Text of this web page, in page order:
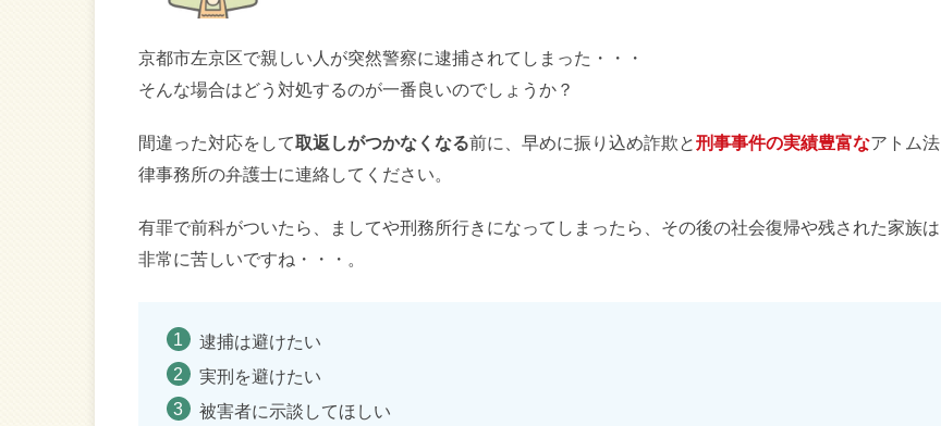
京都市左京区で親しい人が突然警察に逮捕されてしまった・・・
そんな場合はどう対処するのが一番良いのでしょうか？
間違った対応をして取返しがつかなくなる前に、早めに振り込め詐欺と刑事事件の実績豊富なアトム法
律事務所の弁護士に連絡してください。
有罪で前科がついたら、ましてや刑務所行きになってしまったら、その後の社会復帰や残された家族は
非常に苦しいですね・・・。
逮捕は避けたい
実刑を避けたい
被害者に示談してほしい